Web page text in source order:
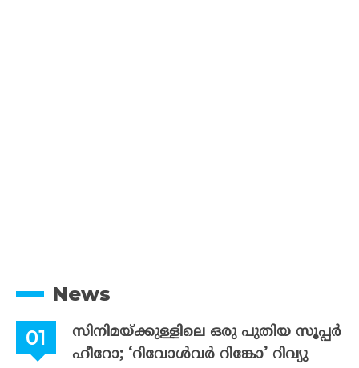
News
സിനിമയ്ക്കുള്ളിലെ ഒരു പുതിയ സൂപ്പർ
ഹീറോ; ‘റിവോൾവർ റിങ്കോ’ റിവ്യു